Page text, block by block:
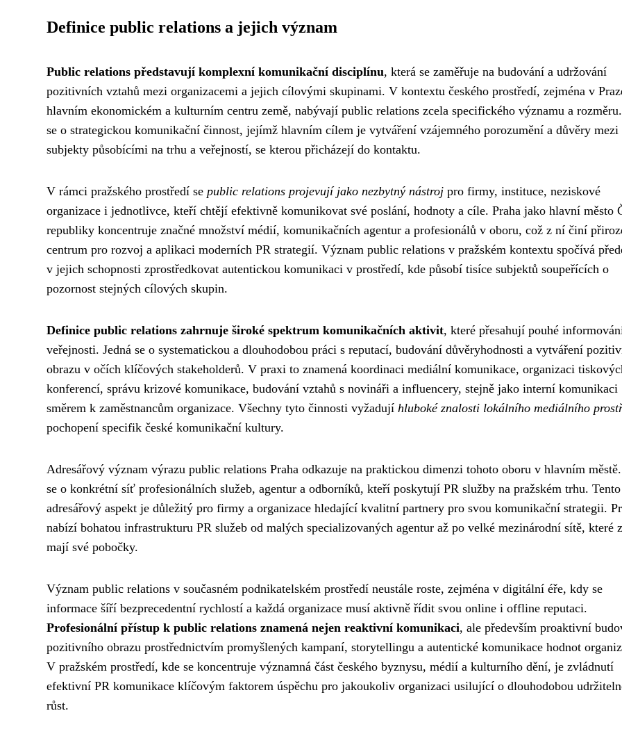
Definice public relations a jejich význam
Public relations představují komplexní komunikační disciplínu, která se zaměřuje na budování a udržování
pozitivních vztahů mezi organizacemi a jejich cílovými skupinami. V kontextu českého prostředí, zejména v
hlavním ekonomickém a kulturním centru země, nabývají public relations zcela specifického významu a rozměru.
se o strategickou komunikační činnost, jejímž hlavním cílem je vytváření vzájemného porozumění a důvěry mezi
subjekty působícími na trhu a veřejností, se kterou přicházejí do kontaktu.
V rámci pražského prostředí se public relations projevují jako nezbytný nástroj pro firmy, instituce, neziskové
organizace i jednotlivce, kteří chtějí efektivně komunikovat své poslání, hodnoty a cíle. Praha jako hlavní město
republiky koncentruje značné množství médií, komunikačních agentur a profesionálů v oboru, což z ní činí
centrum pro rozvoj a aplikaci moderních PR strategií. Význam public relations v pražském kontextu spočívá
v jejich schopnosti zprostředkovat autentickou komunikaci v prostředí, kde působí tisíce subjektů soupeřících o
pozornost stejných cílových skupin.
Definice public relations zahrnuje široké spektrum komunikačních aktivit, které přesahují pouhé
veřejnosti. Jedná se o systematickou a dlouhodobou práci s reputací, budování důvěryhodnosti a vytváření
obrazu v očích klíčových stakeholderů. V praxi to znamená koordinaci mediální komunikace, organizaci
konferencí, správu krizové komunikace, budování vztahů s novináři a influencery, stejně jako interní komunikaci
směrem k zaměstnancům organizace. Všechny tyto činnosti vyžadují hluboké znalosti lokálního mediálního
pochopení specifik české komunikační kultury.
Adresářový význam výrazu public relations Praha odkazuje na praktickou dimenzi tohoto oboru v hlavním městě.
se o konkrétní síť profesionálních služeb, agentur a odborníků, kteří poskytují PR služby na pražském trhu. Tento
adresářový aspekt je důležitý pro firmy a organizace hledající kvalitní partnery pro svou komunikační strategii.
nabízí bohatou infrastrukturu PR služeb od malých specializovaných agentur až po velké mezinárodní sítě, které
mají své pobočky.
Význam public relations v současném podnikatelském prostředí neustále roste, zejména v digitální éře, kdy se
informace šíří bezprecedentní rychlostí a každá organizace musí aktivně řídit svou online i offline reputaci.
Profesionální přístup k public relations znamená nejen reaktivní komunikaci, ale především proaktivní
pozitivního obrazu prostřednictvím promyšlených kampaní, storytellingu a autentické komunikace hodnot
V pražském prostředí, kde se koncentruje významná část českého byznysu, médií a kulturního dění, je zvládnutí
efektivní PR komunikace klíčovým faktorem úspěchu pro jakoukoliv organizaci usilující o dlouhodobou
růst.